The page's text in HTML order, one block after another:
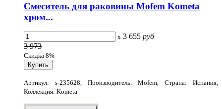
Смеситель для раковины Mofem Kometa
хром...
x 3 655 руб
3 973
Скидка 8%
Артикул: s-235628, Производитель: Mofem, Страна: Испания,
Коллекция: Kometa